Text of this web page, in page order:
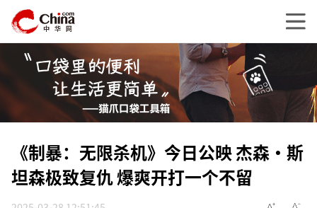
《制暴：无限杀机》今日公映 杰森·斯
坦森极致复仇 爆爽开打一个不留